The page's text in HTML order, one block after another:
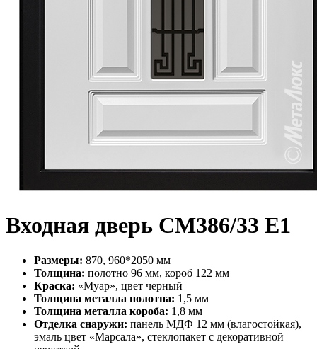
Входная дверь СМ386/33 Е1
Размеры: 870, 960*2050 мм
Толщина: полотно 96 мм, короб 122 мм
Краска: «Муар», цвет черный
Толщина металла полотна: 1,5 мм
Толщина металла короба: 1,8 мм
Отделка снаружи: панель МДФ 12 мм (влагостойкая),
эмаль цвет «Марсала», стеклопакет с декоративной